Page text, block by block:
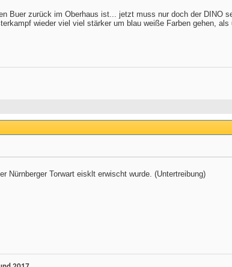
Buer zurück im Oberhaus ist... jetzt muss nur doch der DINO
wieder viel viel stärker um blau weiße Farben gehen,
Nürnberger Torwart eisklt erwischt wurde. (Untertreibung)